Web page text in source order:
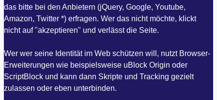
das bitte bei den Anbietern (jQuery, Google, Youtube,
Amazon, Twitter *) erfragen. Wer das nicht möchte, klickt
nicht auf "akzeptieren" und verlässt die Seite.
Wer wer seine Identität im Web schützen will, nutzt Browser-
Erweiterungen wie beispielsweise uBlock Origin oder
ScriptBlock und kann dann Skripte und Tracking gezielt
zulassen oder eben unterbinden.